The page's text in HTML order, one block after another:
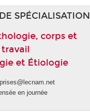
SPÉCIALISATION
corps et
travail
et Étiologie
en journée